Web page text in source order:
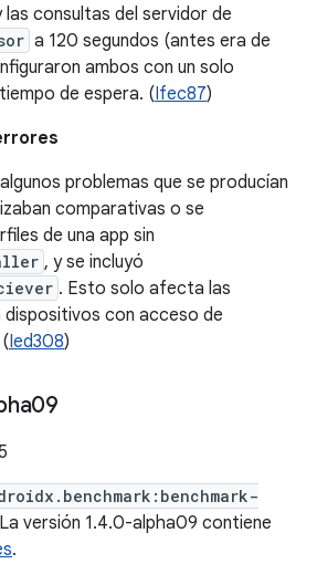
las consultas del servidor de
a 120 segundos (antes era de
ambos con un solo
de espera. (Ifec87)
problemas que se producían
comparativas o se
de una app sin
, y se incluyó
. Esto solo afecta las
dispositivos con acceso de
Ied308)
versión 1.4.0-alpha09 contiene
.